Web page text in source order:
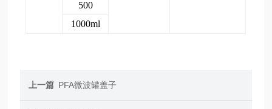
500
1000ml
上一篇 PFA微波罐盖子